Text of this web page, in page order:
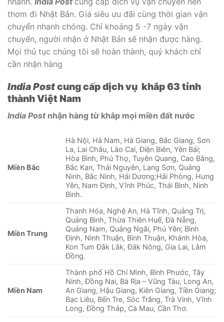
thơm đi Nhật Bản. Giá siêu ưu đãi cùng thời gian vận
chuyển nhanh chóng. Chỉ khoảng 5 -7 ngày vận
chuyển, người nhận ở Nhật Bản sẽ nhận được hàng.
Mọi thủ tục chúng tôi sẽ hoàn thành, quý khách chỉ
cần nhận hàng
India Postcung cấp dịch vụ khắp 63 tỉnh
thành Việt Nam
India Postnhận hàng từ khắp mọi miền đất nước
Miền Bắc
Hà Nội, Hà Nam, Hà Giang, Bắc Giang, Sơn
La, Lai Châu, Lào Cai, Điện Biên, Yên Bái;
Hòa Bình, Phú Thọ, Tuyên Quang, Cao Bằng,
Bắc Kạn, Thái Nguyên, Lạng Sơn, Quảng
Ninh, Bắc Ninh, Hải Dương;Hải Phòng, Hưng
Yên, Nam Định, Vĩnh Phúc, Thái Bình, Ninh
Bình.
Miền Trung
Thanh Hóa, Nghệ An, Hà Tĩnh, Quảng Trị,
Quảng Bình, Thừa Thiên Huế, Đà Nẵng,
Quảng Nam, Quảng Ngãi, Phú Yên; Bình
Định, Ninh Thuận, Bình Thuận, Khánh Hòa,
Kon Tum Đắk Lắk, Đắk Nông, Gia Lai, Lâm
Đồng.
Miền Nam
Thành phố Hồ Chí Minh, Bình Phước, Tây
Ninh, Đồng Nai, Bà Rịa – Vũng Tàu, Long An,
An Giang, Hậu Giang, Kiên Giang, Tiền Giang;
Bạc Liêu, Bến Tre, Sóc Trăng, Trà Vinh, Vĩnh
Long, Đồng Tháp, Cà Mau, Cần Thơ.